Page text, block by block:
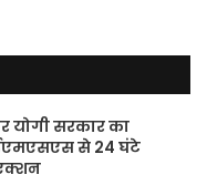
योगी सरकार का
से 24 घंटे